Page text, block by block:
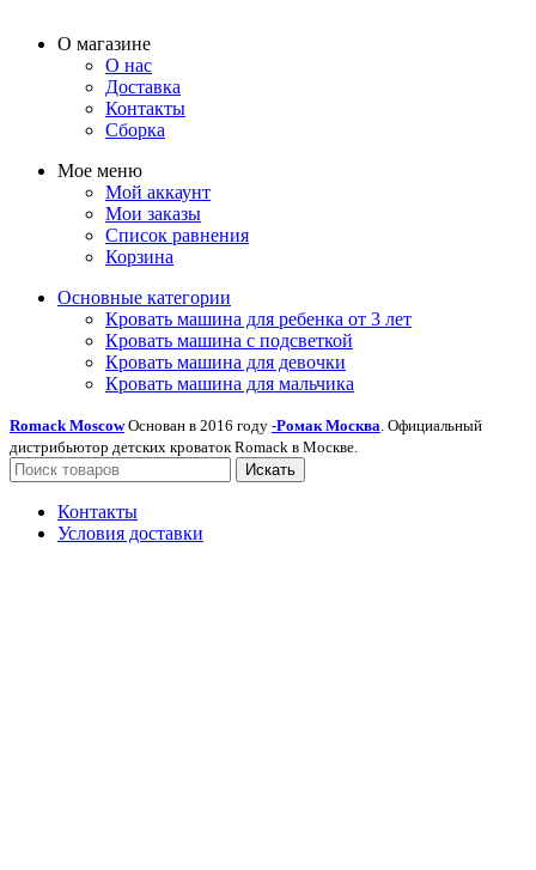
О магазине
О нас
Доставка
Контакты
Сборка
Мое меню
Мой аккаунт
Мои заказы
Список равнения
Корзина
Основные категории
Кровать машина для ребенка от 3 лет
Кровать машина с подсветкой
Кровать машина для девочки
Кровать машина для мальчика
Romack Moscow Основан в 2016 году -Ромак Москва. Официальный
дистрибьютор детских кроваток Romack в Москве.
Искать
Контакты
Условия доставки